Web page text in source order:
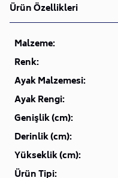
Ürün Özellikleri
Malzeme:
Renk:
Ayak Malzemesi:
Ayak Rengi:
Genişlik (cm):
Derinlik (cm):
Yükseklik (cm):
Ürün Tipi: